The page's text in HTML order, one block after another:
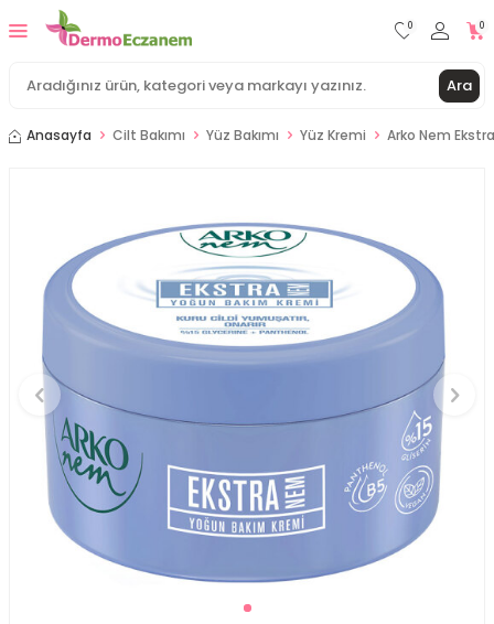
Ara
0 0
Anasayfa Cilt Bakımı Yüz Bakımı Yüz Kremi Arko Nem